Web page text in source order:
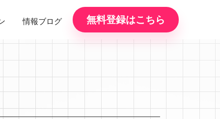
情報ブログ 無料登録はこちら